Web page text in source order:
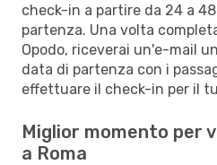
check-in a partire da 24 a
partenza. Una volta
Opodo, riceverai un'e-mail
data di partenza con i
effettuare il check-in per il
Miglior momento per
a Roma